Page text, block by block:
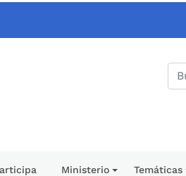
Ministerio Temáticas